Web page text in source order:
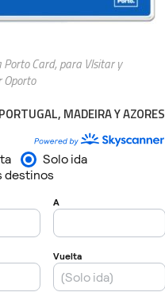
Card, para VIsitar y
Oporto
MADEIRA Y AZORES